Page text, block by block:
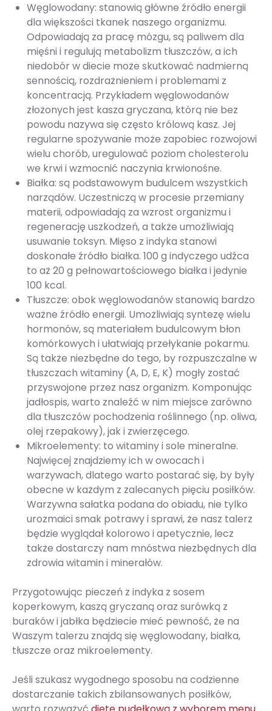
Węglowodany: stanowią główne źródło energii
dla większości tkanek naszego organizmu.
Odpowiadają za pracę mózgu, są paliwem dla
mięśni i regulują metabolizm tłuszczów, a ich
niedobór w diecie może skutkować nadmierną
sennością, rozdrażnieniem i problemami z
koncentracją. Przykładem węglowodanów
złożonych jest kasza gryczana, którą nie bez
powodu nazywa się często królową kasz. Jej
regularne spożywanie może zapobiec rozwojowi
wielu chorób, uregulować poziom cholesterolu
we krwi i wzmocnić naczynia krwionośne.
Białka: są podstawowym budulcem wszystkich
narządów. Uczestniczą w procesie przemiany
materii, odpowiadają za wzrost organizmu i
regenerację uszkodzeń, a także umożliwiają
usuwanie toksyn. Mięso z indyka stanowi
doskonałe źródło białka. 100 g indyczego udźca
to aż 20 g pełnowartościowego białka i jedynie
100 kcal.
Tłuszcze: obok węglowodanów stanowią bardzo
ważne źródło energii. Umożliwiają syntezę wielu
hormonów, są materiałem budulcowym błon
komórkowych i ułatwiają przełykanie pokarmu.
Są także niezbędne do tego, by rozpuszczalne w
tłuszczach witaminy (A, D, E, K) mogły zostać
przyswojone przez nasz organizm. Komponując
jadłospis, warto znaleźć w nim miejsce zarówno
dla tłuszczów pochodzenia roślinnego (np. oliwa,
olej rzepakowy), jak i zwierzęcego.
Mikroelementy: to witaminy i sole mineralne.
Najwięcej znajdziemy ich w owocach i
warzywach, dlatego warto postarać się, by były
obecne w każdym z zalecanych pięciu posiłków.
Warzywna sałatka podana do obiadu, nie tylko
urozmaici smak potrawy i sprawi, że nasz talerz
będzie wyglądał kolorowo i apetycznie, lecz
także dostarczy nam mnóstwa niezbędnych dla
zdrowia witamin i minerałów.
Przygotowując pieczeń z indyka z sosem
koperkowym, kaszą gryczaną oraz surówką z
buraków i jabłka będziecie mieć pewność, że na
Waszym talerzu znajdą się węglowodany, białka,
tłuszcze oraz mikroelementy.
Jeśli szukasz wygodnego sposobu na codzienne
dostarczanie takich zbilansowanych posiłków,